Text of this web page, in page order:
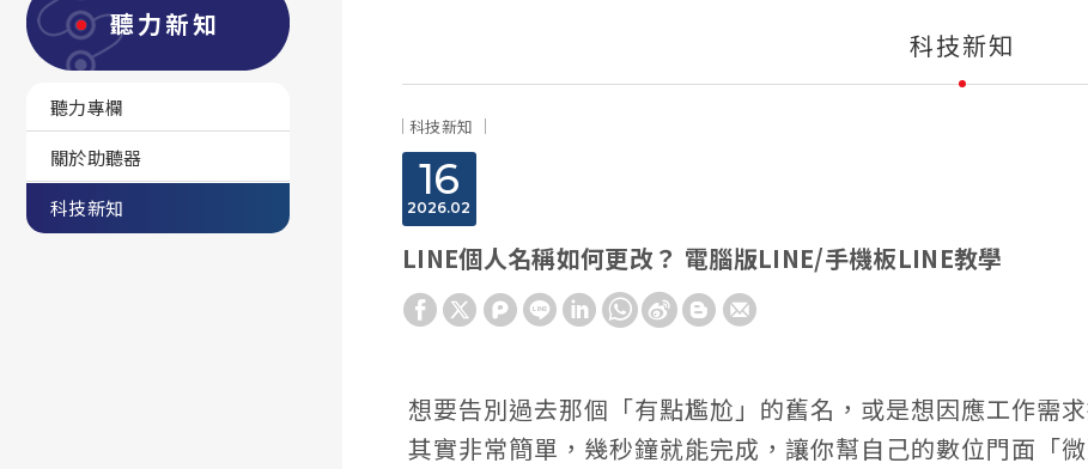
聽力新知
聽力專欄
關於助聽器
科技新知
科技新知
科技新知
16
02
2026
LINE個人名稱如何更改？ 電腦版LINE/手機板LINE教學
想要告別過去那個「有點尷尬」的舊名，或是想因應工作需
其實非常簡單，幾秒鐘就能完成，讓你幫自己的數位門面「微